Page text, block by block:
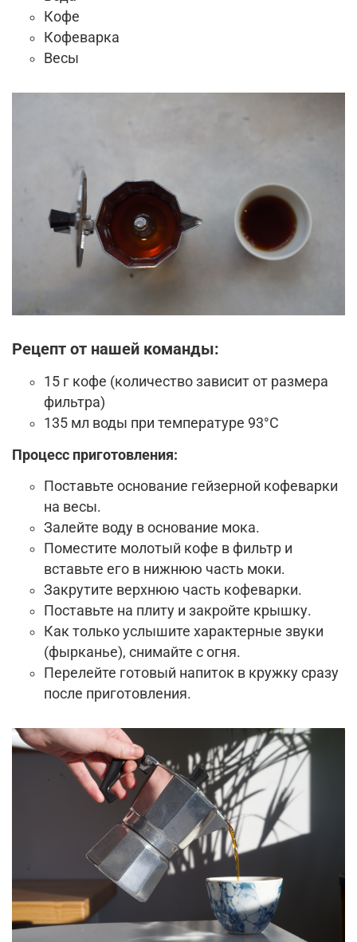
Кофе
Кофеварка
Весы
Рецепт от нашей команды:
15 г кофе (количество зависит от размера
фильтра)
135 мл воды при температуре 93°C
Процесс приготовления:
Поставьте основание гейзерной кофеварки
на весы.
Залейте воду в основание мока.
Поместите молотый кофе в фильтр и
вставьте его в нижнюю часть моки.
Закрутите верхнюю часть кофеварки.
Поставьте на плиту и закройте крышку.
Как только услышите характерные звуки
(фырканье), снимайте с огня.
Перелейте готовый напиток в кружку сразу
после приготовления.